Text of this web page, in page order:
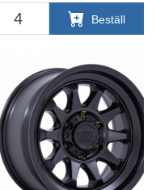
Beställ